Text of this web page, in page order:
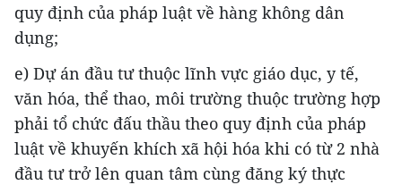
quy định của pháp luật về hàng không dân
dụng;
e) Dự án đầu tư thuộc lĩnh vực giáo dục, y tế,
văn hóa, thể thao, môi trường thuộc trường hợp
phải tổ chức đấu thầu theo quy định của pháp
luật về khuyến khích xã hội hóa khi có từ 2 nhà
đầu tư trở lên quan tâm cùng đăng ký thực